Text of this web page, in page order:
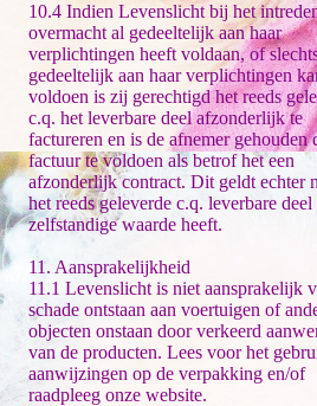
10.4 Indien Levenslicht bij het
overmacht al gedeeltelijk aan haar
verplichtingen heeft voldaan, of
gedeeltelijk aan haar verplichtingen
voldoen is zij gerechtigd het reeds
c.q. het leverbare deel afzonderlijk te
factureren en is de afnemer gehouden
factuur te voldoen als betrof het een
afzonderlijk contract. Dit geldt echter
het reeds geleverde c.q. leverbare deel
zelfstandige waarde heeft.
11. Aansprakelijkheid
11.1 Levenslicht is niet aansprakelijk
schade ontstaan aan voertuigen of
objecten onstaan door verkeerd
van de producten. Lees voor het
aanwijzingen op de verpakking en/of
raadpleeg onze website.